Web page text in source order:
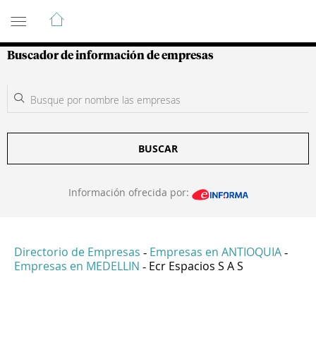
Guía de Empresas Colombianas
Buscador de información de empresas
BUSCAR
Información ofrecida por:
Directorio de Empresas - Empresas en ANTIOQUIA -
Empresas en MEDELLIN - Ecr Espacios S A S